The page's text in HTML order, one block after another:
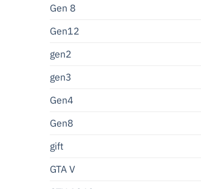
Gen 8
Gen12
gen2
gen3
Gen4
Gen8
gift
GTA V